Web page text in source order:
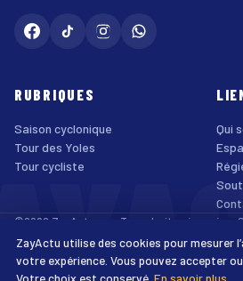
RUBRIQUES
Saison cyclonique
Tour des Yoles
Tour cycliste
Qui
©2026 ZayActu.org. Tous droits réservés. ·
Agency
Mentions légales
Confidentialité Cookies
ZayActu utilise des cookies pour mesurer
votre expérience. Vous pouvez accepter
Votre choix est conservé. En savoir plus